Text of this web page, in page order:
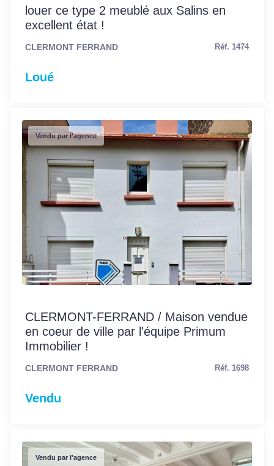
louer ce type 2 meublé aux Salins en
excellent état !
CLERMONT FERRAND Réf. 1474
Loué
Vendu par l'agence
CLERMONT-FERRAND / Maison vendue
en coeur de ville par l'équipe Primum
Immobilier !
CLERMONT FERRAND Réf. 1698
Vendu
Vendu par l'agence